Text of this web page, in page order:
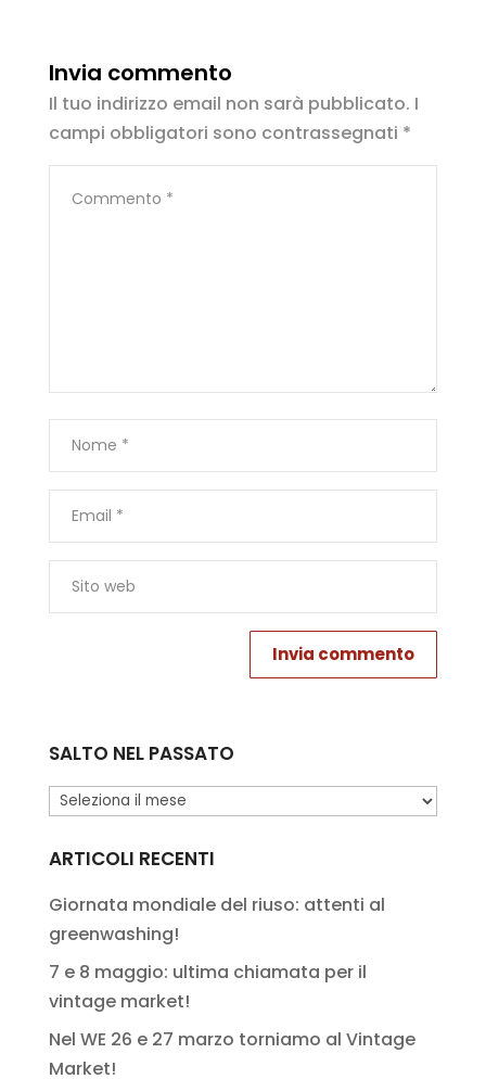
Invia commento
Il tuo indirizzo email non sarà pubblicato. I
campi obbligatori sono contrassegnati *
SALTO NEL PASSATO
Salto
passato
ARTICOLI RECENTI
Giornata mondiale del riuso: attenti al
greenwashing!
7 e 8 maggio: ultima chiamata per il
vintage market!
Nel WE 26 e 27 marzo torniamo al Vintage
Market!